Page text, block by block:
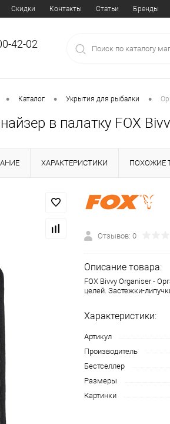
Скидки Контакты Статьи Бренды
42-02
• Каталог • Укрытия для рыбалки •
в палатку FOX
ХАРАКТЕРИСТИКИ ПОХОЖИЕ
Отзывов: 0
Описание товара:
FOX Bivvy Organiser -
целей. Застежки-
Характеристики:
Артикул
Производитель
Бестселлер
Размеры
Картинки